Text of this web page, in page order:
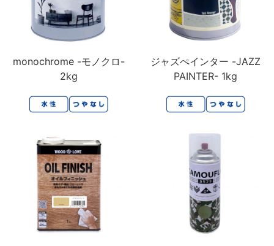
monochrome -モノクロ-
2kg
ジャズぺインター -JAZZ
PAINTER- 1kg